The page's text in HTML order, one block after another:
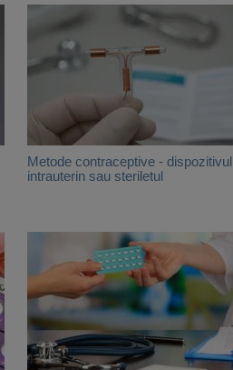
Metode contraceptive - dispozitivul
intrauterin sau steriletul